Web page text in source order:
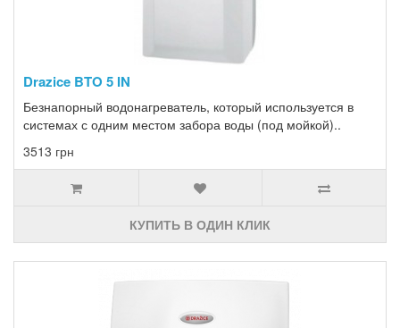
Drazice BTO 5 IN
Безнапорный водонагреватель, который используется в
системах с одним местом забора воды (под мойкой)..
3513 грн
КУПИТЬ В ОДИН КЛИК